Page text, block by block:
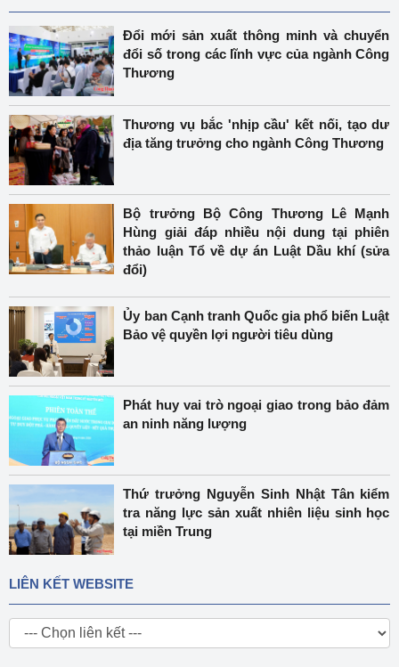
Đổi mới sản xuất thông minh và chuyển
đổi số trong các lĩnh vực của ngành Công
Thương
Thương vụ bắc 'nhịp cầu' kết nối, tạo dư
địa tăng trưởng cho ngành Công Thương
Bộ trưởng Bộ Công Thương Lê Mạnh
Hùng giải đáp nhiều nội dung tại phiên
thảo luận Tổ về dự án Luật Dầu khí (sửa
đổi)
Ủy ban Cạnh tranh Quốc gia phổ biến Luật
Bảo vệ quyền lợi người tiêu dùng
Phát huy vai trò ngoại giao trong bảo đảm
an ninh năng lượng
Thứ trưởng Nguyễn Sinh Nhật Tân kiểm
tra năng lực sản xuất nhiên liệu sinh học
tại miền Trung
LIÊN KẾT WEBSITE